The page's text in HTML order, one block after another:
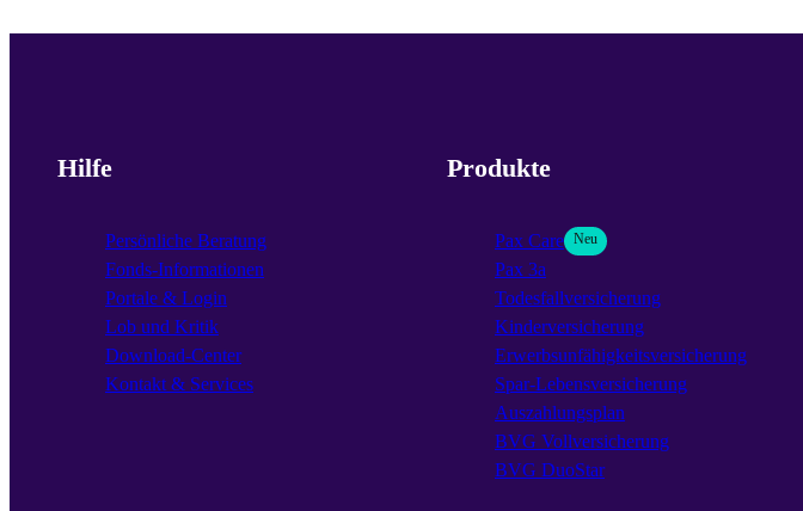
Hilfe
Persönliche Beratung
Fonds-Informationen
Portale & Login
Lob und Kritik
Download-Center
Kontakt & Services
Produkte
Pax Care Neu
Pax 3a
Todesfallversicherung
Kinderversicherung
Erwerbsunfähigkeitsversicherung
Spar-Lebensversicherung
Auszahlungsplan
BVG Vollversicherung
BVG DuoStar